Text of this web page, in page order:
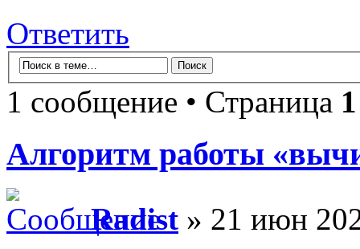
Ответить
1 сообщение • Страница 1
Алгоритм работы
Radist » 21 июн